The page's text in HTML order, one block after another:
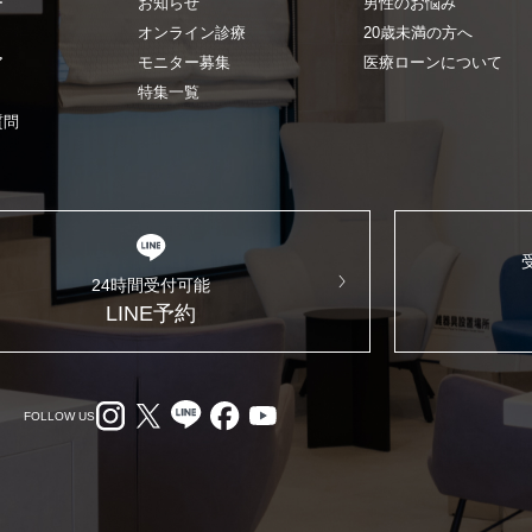
オンライン診療
モニター募集
特集一覧
20歳未満の方へ
医療ローンについて
24時間受付可能
LINE予約
FOLLOW US